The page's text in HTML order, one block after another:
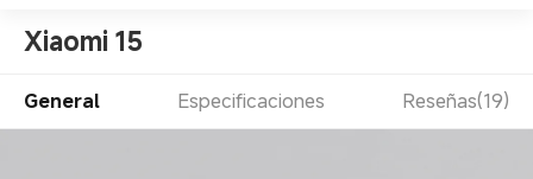
Xiaomi 15
General Especificaciones Reseñas(19)